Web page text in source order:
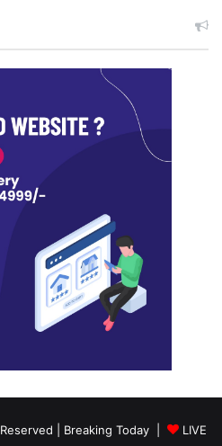
| Breaking Today | LIVE